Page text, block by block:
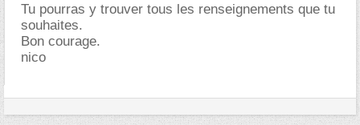
Tu pourras y trouver tous les renseignements que tu
souhaites.
Bon courage.
nico